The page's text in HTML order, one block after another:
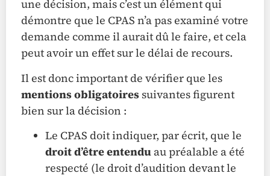
une décision, mais c’est un élément qui
démontre que le CPAS n’a pas examiné votre
demande comme il aurait dû le faire, et cela
peut avoir un effet sur le délai de recours.
Il est donc important de vérifier que les
mentions obligatoires suivantes figurent
bien sur la décision :
Le CPAS doit indiquer, par écrit, que le
droit d’être entendu au préalable a été
respecté (le droit d’audition devant le